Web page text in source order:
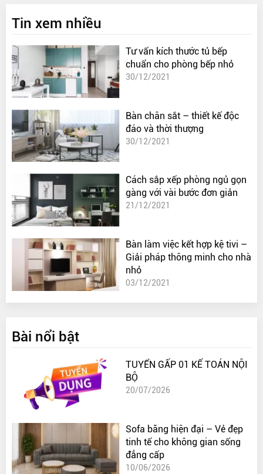
Tin xem nhiều
Tư vấn kích thước tủ bếp
chuẩn cho phòng bếp nhỏ
30/12/2021
Bàn chân sắt – thiết kế độc
đáo và thời thượng
30/12/2021
Cách sắp xếp phòng ngủ gọn
gàng với vài bước đơn giản
21/12/2021
Bàn làm việc kết hợp kệ tivi –
Giải pháp thông minh cho nhà
nhỏ
03/12/2021
Bài nổi bật
TUYỂN GẤP 01 KẾ TOÁN NỘI
BỘ
20/07/2026
Sofa băng hiện đại – Vẻ đẹp
tinh tế cho không gian sống
đẳng cấp
10/06/2026